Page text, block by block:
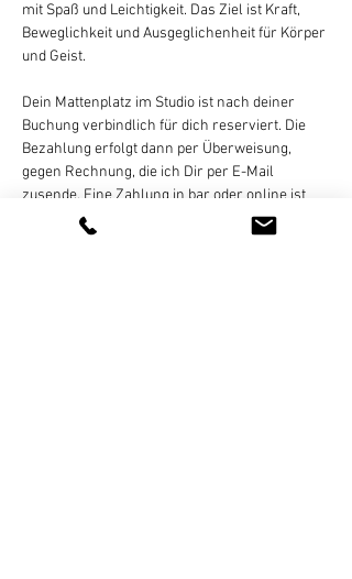
mit Spaß und Leichtigkeit. Das Ziel ist Kraft,
Beweglichkeit und Ausgeglichenheit für Körper
und Geist.
Dein Mattenplatz im Studio ist nach deiner
Buchung verbindlich für dich reserviert. Die
Bezahlung erfolgt dann per Überweisung,
gegen Rechnung, die ich Dir per E-Mail
zusende. Eine Zahlung in bar oder online ist
nicht möglich! Eine Stornierung des gebuchten
Termins ist bis
24 Stunden vor Kursbeginn